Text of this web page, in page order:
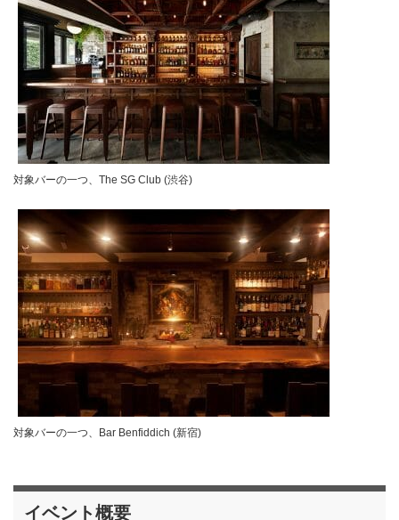
対象バーの一つ、The SG Club (渋谷)
対象バーの一つ、Bar Benfiddich (新宿)
イベント概要